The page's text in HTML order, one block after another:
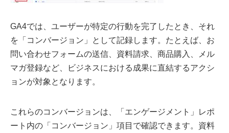
GA4では、ユーザーが特定の行動を完了したとき、それ
を「コンバージョン」として記録します。たとえば、お
問い合わせフォームの送信、資料請求、商品購入、メル
マガ登録など、ビジネスにおける成果に直結するアクシ
ョンが対象となります。
これらのコンバージョンは、「エンゲージメント」レポ
ート内の「コンバージョン」項目で確認できます。資料